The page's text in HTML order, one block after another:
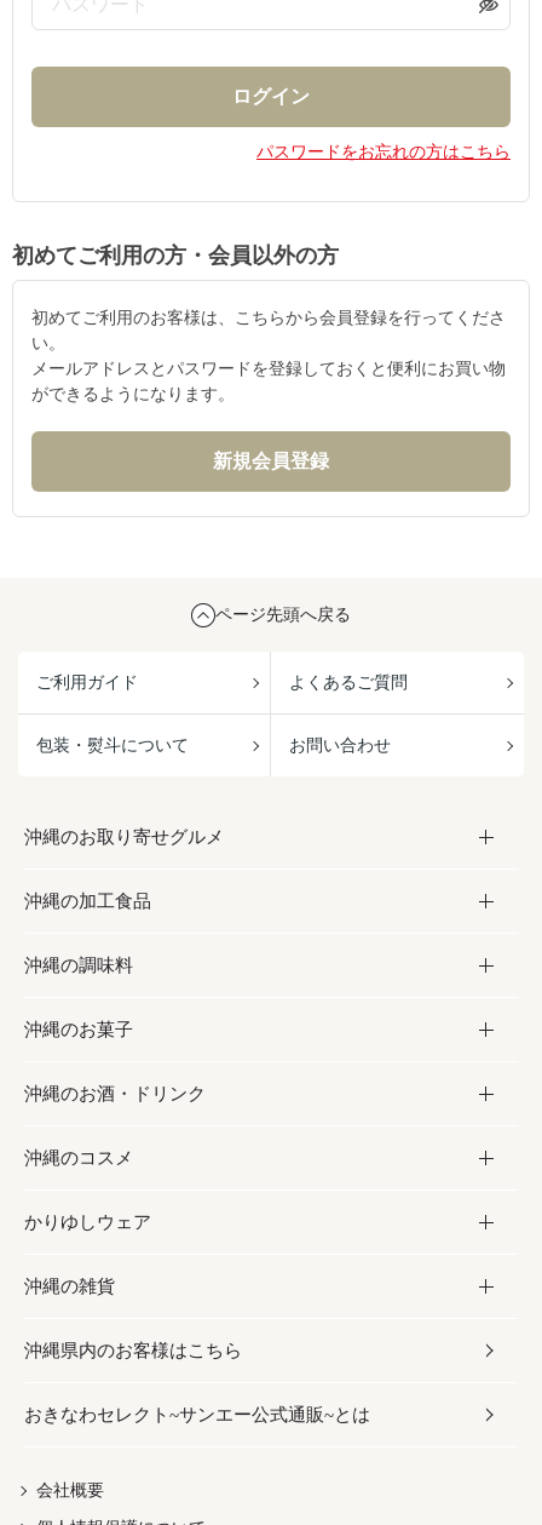
パスワードをお忘れの方はこちら
初めてご利用の方・会員以外の方
初めてご利用のお客様は、こちらから会員登録を行ってくださ
い。
メールアドレスとパスワードを登録しておくと便利にお買い物
ができるようになります。
ページ先頭へ戻る
ご利用ガイド よくあるご質問
包装・熨斗について お問い合わせ
沖縄のお取り寄せグルメ
お取り寄せグルメ
フルーツ・野菜
お肉
海産物
沖縄の加工食品
加工食品
缶詰／パウチ
沖縄料理
沖縄そば／乾麺
レトルト食品
乾物／粉類
沖縄の調味料
調味料
砂糖／黒砂糖
塩
お酢／ドレッシング
しょうゆ
みそ
だし／スパイス／島唐辛子
沖縄のお菓子
お菓子
黒糖
ちんすこう
伝統菓子
スナック
おつまみ
紅芋
沖縄のお酒・ドリンク
お酒・ドリンク
泡盛
ビール・チューハイ
ワイン・ウィスキー・カクテル
ドリンク
茶葉
沖縄のコスメ
コスメ
スキンケア
ボディケア
ヘアケア
UVケア
かりゆしウェア
かりゆしウェア
メンズ
レディース
沖縄の雑貨
雑貨
沖縄ファッション
伝統工芸品
沖縄県内のお客様はこちら
おきなわセレクト~サンエー公式通販~とは
会社概要